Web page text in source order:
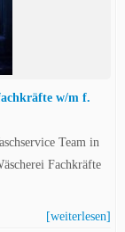
w/m f.
Team in
Fachkräfte
[weiterlesen]